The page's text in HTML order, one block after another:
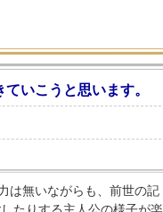
いこうと思います。
は無いながらも、前世の記
たりする主人公の様子が楽